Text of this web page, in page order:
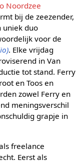
Noordzee
bij de zeezender,
uniek duo
voor de
. Elke vrijdag
in Van
tot stand. Ferry
en Toos en
zowel Ferry en
meningsverschil
grapje in
freelance
Eerst als